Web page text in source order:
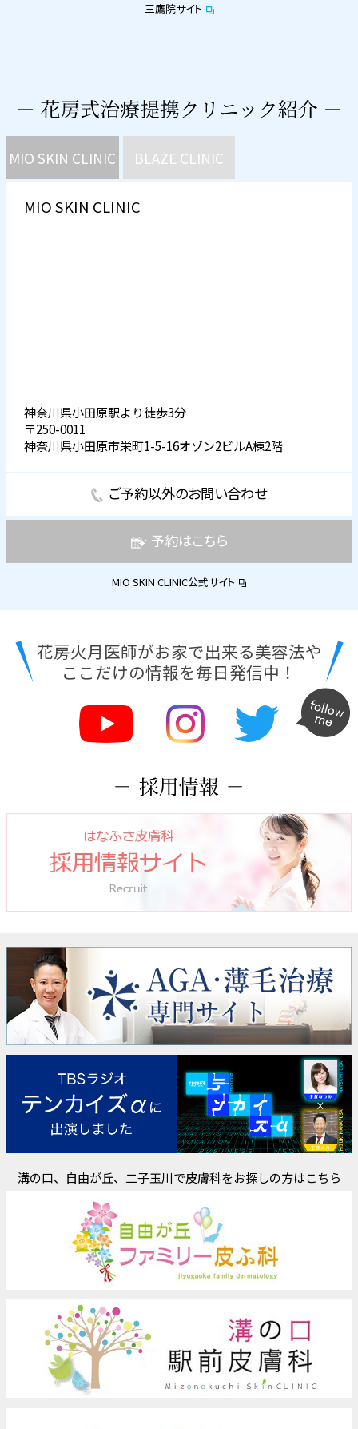
三鷹院サイト
MIO SKIN CLINIC BLAZE CLINIC
MIO SKIN CLINIC
神奈川県小田原駅より徒歩3分
〒250-0011
神奈川県小田原市栄町1-5-16オゾン2ビルA棟2階
ご予約以外のお問い合わせ
予約はこちら
MIO SKIN CLINIC公式サイト
花房火月医師がお家で出来る美容法や
ここだけの情報を毎日発信中！
溝の口、自由が丘、二子玉川で皮膚科をお探しの方はこちら